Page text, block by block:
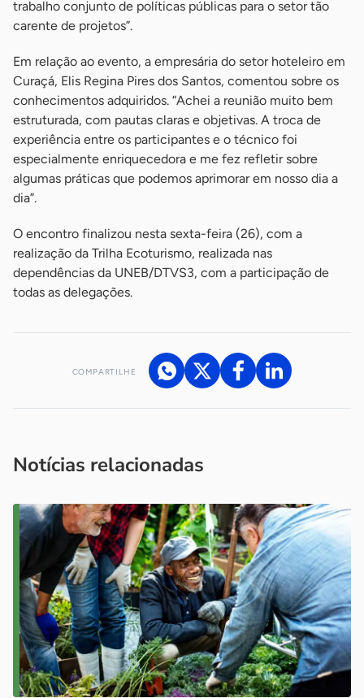
trabalho conjunto de políticas públicas para o setor tão
carente de projetos”.
Em relação ao evento, a empresária do setor hoteleiro em
Curaçá, Elis Regina Pires dos Santos, comentou sobre os
conhecimentos adquiridos. “Achei a reunião muito bem
estruturada, com pautas claras e objetivas. A troca de
experiência entre os participantes e o técnico foi
especialmente enriquecedora e me fez refletir sobre
algumas práticas que podemos aprimorar em nosso dia a
dia”.
O encontro finalizou nesta sexta-feira (26), com a
realização da Trilha Ecoturismo, realizada nas
dependências da UNEB/DTVS3, com a participação de
todas as delegações.
COMPARTILHE
Notícias relacionadas